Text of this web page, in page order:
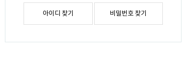
아이디 찾기 비밀번호 찾기